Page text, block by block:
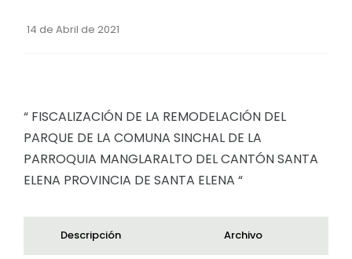
PRESUPUESTO: EJECUCIÓN Y REPORTES
Ejecución Presupuestaria
14 de Abril de 2021
“ FISCALIZACIÓN DE LA REMODELACIÓN DEL
PARQUE DE LA COMUNA SINCHAL DE LA
PARROQUIA MANGLARALTO DEL CANTÓN SANTA
ELENA PROVINCIA DE SANTA ELENA “
Descripción Archivo